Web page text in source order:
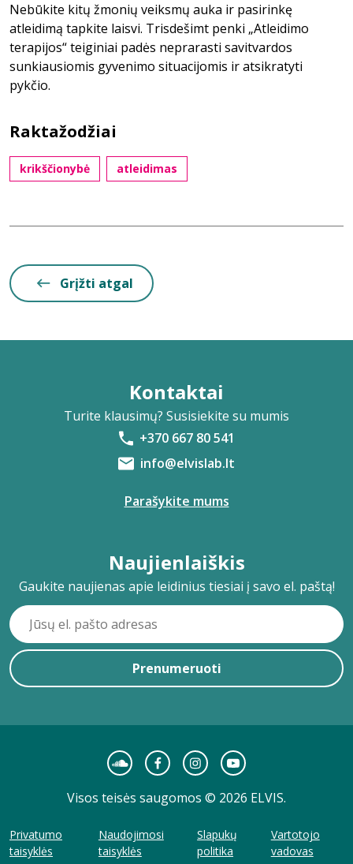
Nebūkite kitų žmonių veiksmų auka ir pasirinkę
atleidimą tapkite laisvi. Trisdešimt penki „Atleidimo
terapijos“ teiginiai padės neprarasti savitvardos
sunkiausiomis gyvenimo situacijomis ir atsikratyti
pykčio.
Raktažodžiai
krikščionybė atleidimas
Grįžti atgal
Kontaktai
Turite klausimų? Susisiekite su mumis
+370 667 80 541
info@elvislab.lt
Parašykite mums
Naujienlaiškis
Gaukite naujienas apie leidinius tiesiai į savo el. paštą!
Prenumeruoti
Visos teisės saugomos © 2026 ELVIS.
Privatumo
taisyklės
Naudojimosi
taisyklės
Slapukų
politika
Vartotojo
vadovas